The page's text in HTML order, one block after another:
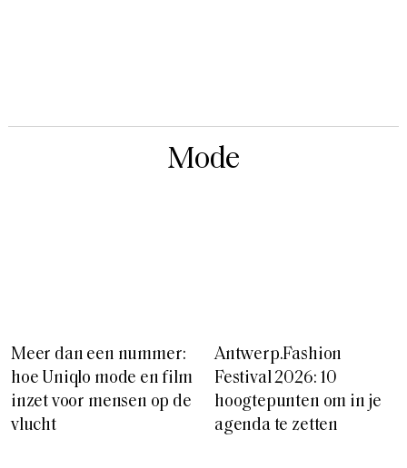
Mode
Meer dan een nummer:
hoe Uniqlo mode en film
inzet voor mensen op de
vlucht
Antwerp.Fashion
Festival 2026: 10
hoogtepunten om in je
agenda te zetten